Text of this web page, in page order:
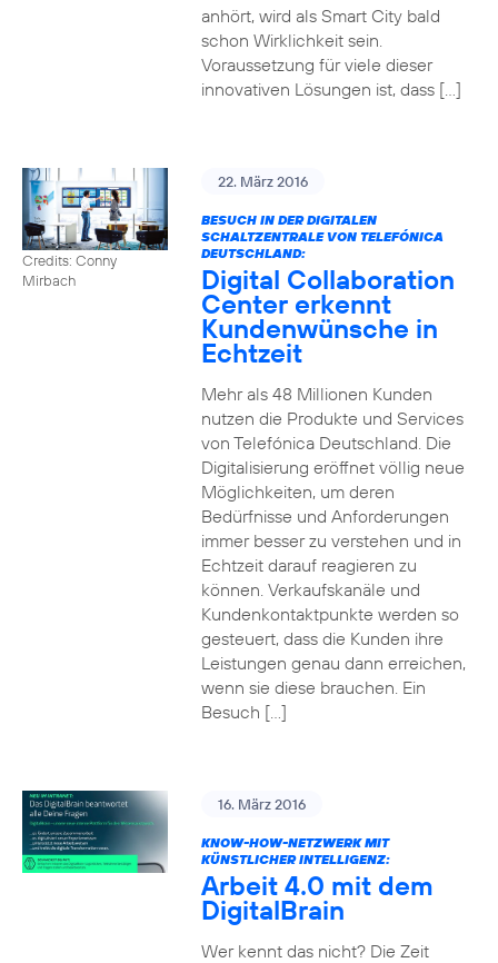
anhört, wird als Smart City bald
schon Wirklichkeit sein.
Voraussetzung für viele dieser
innovativen Lösungen ist, dass […]
Credits: Conny
Mirbach
22. März 2016
BESUCH IN DER DIGITALEN
SCHALTZENTRALE VON TELEFÓNICA
DEUTSCHLAND:
Digital Collaboration
Center erkennt
Kundenwünsche in
Echtzeit
Mehr als 48 Millionen Kunden
nutzen die Produkte und Services
von Telefónica Deutschland. Die
Digitalisierung eröffnet völlig neue
Möglichkeiten, um deren
Bedürfnisse und Anforderungen
immer besser zu verstehen und in
Echtzeit darauf reagieren zu
können. Verkaufskanäle und
Kundenkontaktpunkte werden so
gesteuert, dass die Kunden ihre
Leistungen genau dann erreichen,
wenn sie diese brauchen. Ein
Besuch […]
16. März 2016
KNOW-HOW-NETZWERK MIT
KÜNSTLICHER INTELLIGENZ:
Arbeit 4.0 mit dem
DigitalBrain
Wer kennt das nicht? Die Zeit